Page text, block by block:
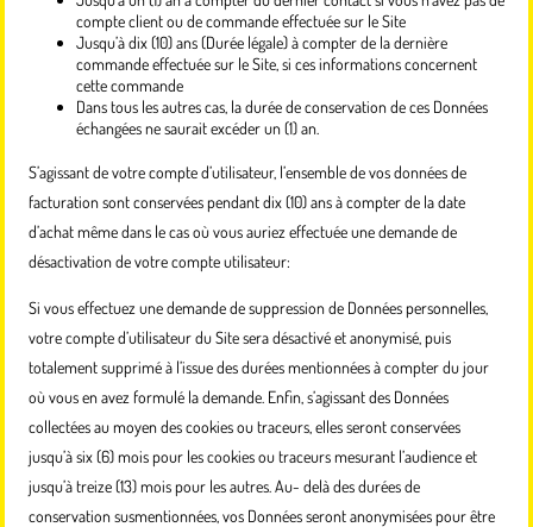
compte client ou de commande effectuée sur le Site
Jusqu’à dix (10) ans (Durée légale) à compter de la dernière
commande effectuée sur le Site, si ces informations concernent
cette commande
Dans tous les autres cas, la durée de conservation de ces Données
échangées ne saurait excéder un (1) an.
S’agissant de votre compte d’utilisateur, l’ensemble de vos données de
facturation sont conservées pendant dix (10) ans à compter de la date
d’achat même dans le cas où vous auriez effectuée une demande de
désactivation de votre compte utilisateur:
Si vous effectuez une demande de suppression de Données personnelles,
votre compte d’utilisateur du Site sera désactivé et anonymisé, puis
totalement supprimé à l’issue des durées mentionnées à compter du jour
où vous en avez formulé la demande. Enfin, s’agissant des Données
collectées au moyen des cookies ou traceurs, elles seront conservées
jusqu’à six (6) mois pour les cookies ou traceurs mesurant l’audience et
jusqu’à treize (13) mois pour les autres. Au- delà des durées de
conservation susmentionnées, vos Données seront anonymisées pour être